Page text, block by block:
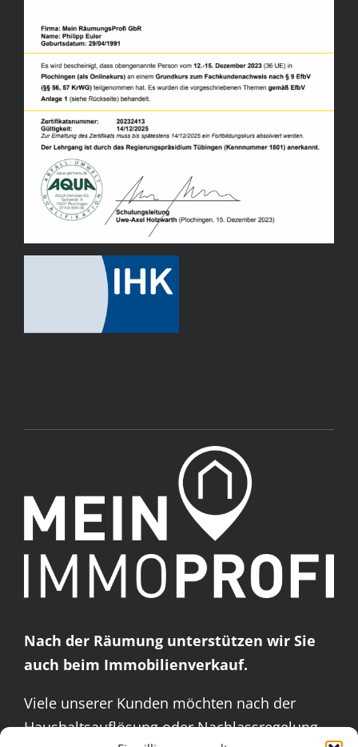
Nach der Räumung unterstützen wir Sie
auch beim Immobilienverkauf.
Viele unserer Kunden möchten nach der
Haushaltsauflösung oder Nachlassregelung